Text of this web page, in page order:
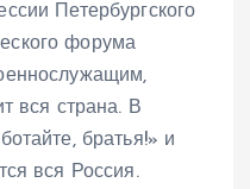
Петербургского
форума
вся страна. В
братья!» и
вся Россия.